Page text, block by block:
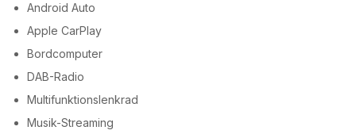
Android Auto
Apple CarPlay
Bordcomputer
DAB-Radio
Multifunktionslenkrad
Musik-Streaming